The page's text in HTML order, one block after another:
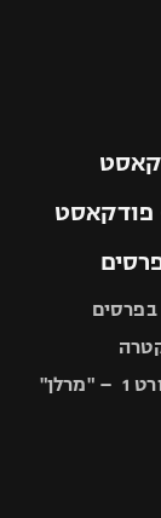
פודקאסט
בפרסים